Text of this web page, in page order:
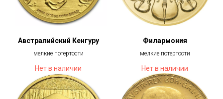
Австралийский Кенгуру
мелкие потертости
Нет в наличии
Филармония
мелкие потертости
Нет в наличии